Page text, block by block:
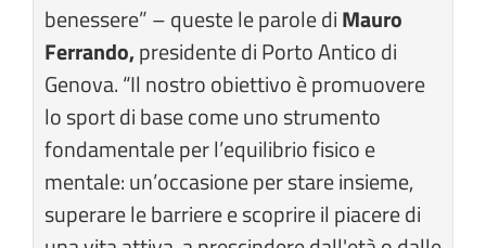
benessere” – queste le parole diMauro
Ferrando,presidente di Porto Antico di
Genova. “Il nostro obiettivo è promuovere
lo sport di base come uno strumento
fondamentale per l’equilibrio fisico e
mentale: un’occasione per stare insieme,
superare le barriere e scoprire il piacere di